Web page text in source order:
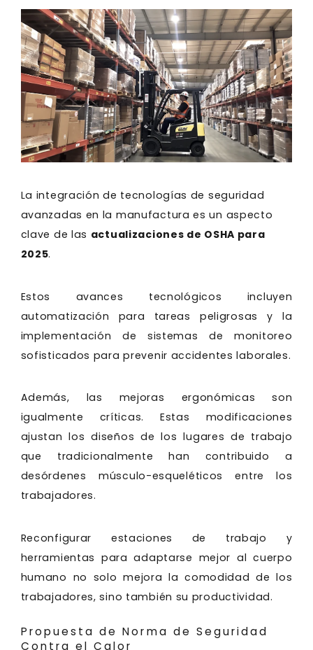
La integración de tecnologías de seguridad
avanzadas en la manufactura es un aspecto
clave de las actualizaciones de OSHA para
2025.
Estos avances tecnológicos incluyen
automatización para tareas peligrosas y la
implementación de sistemas de monitoreo
sofisticados para prevenir accidentes laborales.
Además, las mejoras ergonómicas son
igualmente críticas. Estas modificaciones
ajustan los diseños de los lugares de trabajo
que tradicionalmente han contribuido a
desórdenes músculo-esqueléticos entre los
trabajadores.
Reconfigurar estaciones de trabajo y
herramientas para adaptarse mejor al cuerpo
humano no solo mejora la comodidad de los
trabajadores, sino también su productividad.
Propuesta de Norma de Seguridad
Contra el Calor